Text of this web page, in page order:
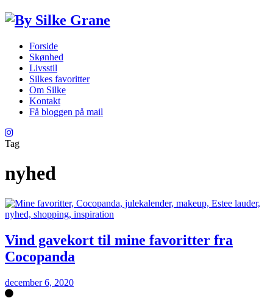
Forside
Skønhed
Livsstil
Silkes favoritter
Om Silke
Kontakt
Få bloggen på mail
Tag
nyhed
Vind gavekort til mine favoritter fra
Cocopanda
december 6, 2020